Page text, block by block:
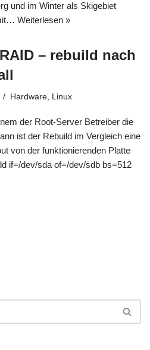
und im Winter als Skigebiet
Weiterlesen »
– rebuild nach
Hardware, Linux
der Root-Server Betreiber die
ist der Rebuild im Vergleich eine
von der funktionierenden Platte
if=/dev/sda of=/dev/sdb bs=512